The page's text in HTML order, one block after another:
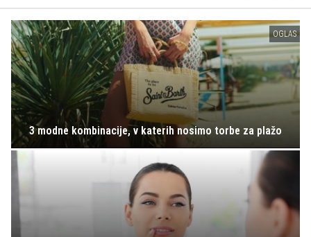
OGLAS
3 modne kombinacije, v katerih nosimo torbe za plažo